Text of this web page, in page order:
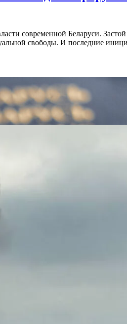
современной Беларуси.
свободы. И последние